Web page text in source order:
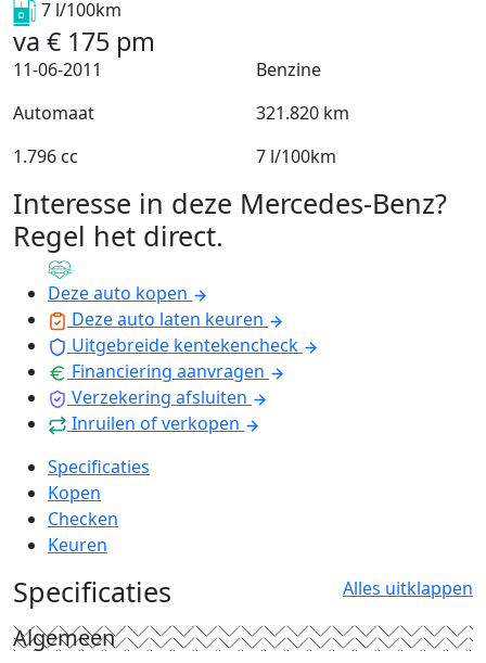
7 l/100km
va € 175 pm
11-06-2011
Benzine
Automaat
321.820 km
1.796 cc
7 l/100km
Interesse in deze Mercedes-Benz?
Regel het direct.
Deze auto kopen
Deze auto laten keuren
Uitgebreide kentekencheck
Financiering aanvragen
Verzekering afsluiten
Inruilen of verkopen
Specificaties
Kopen
Checken
Keuren
Specificaties Alles uitklappen
Algemeen